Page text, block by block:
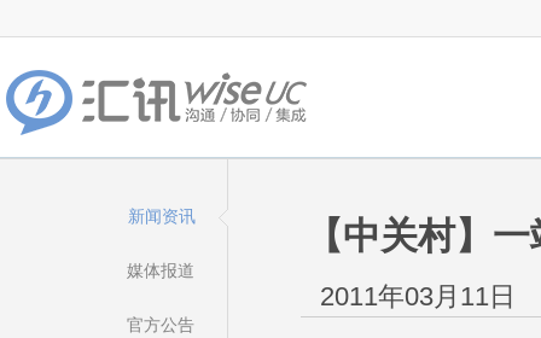
新闻资讯
媒体报道
官方公告
【中关村】
2011年03月11日